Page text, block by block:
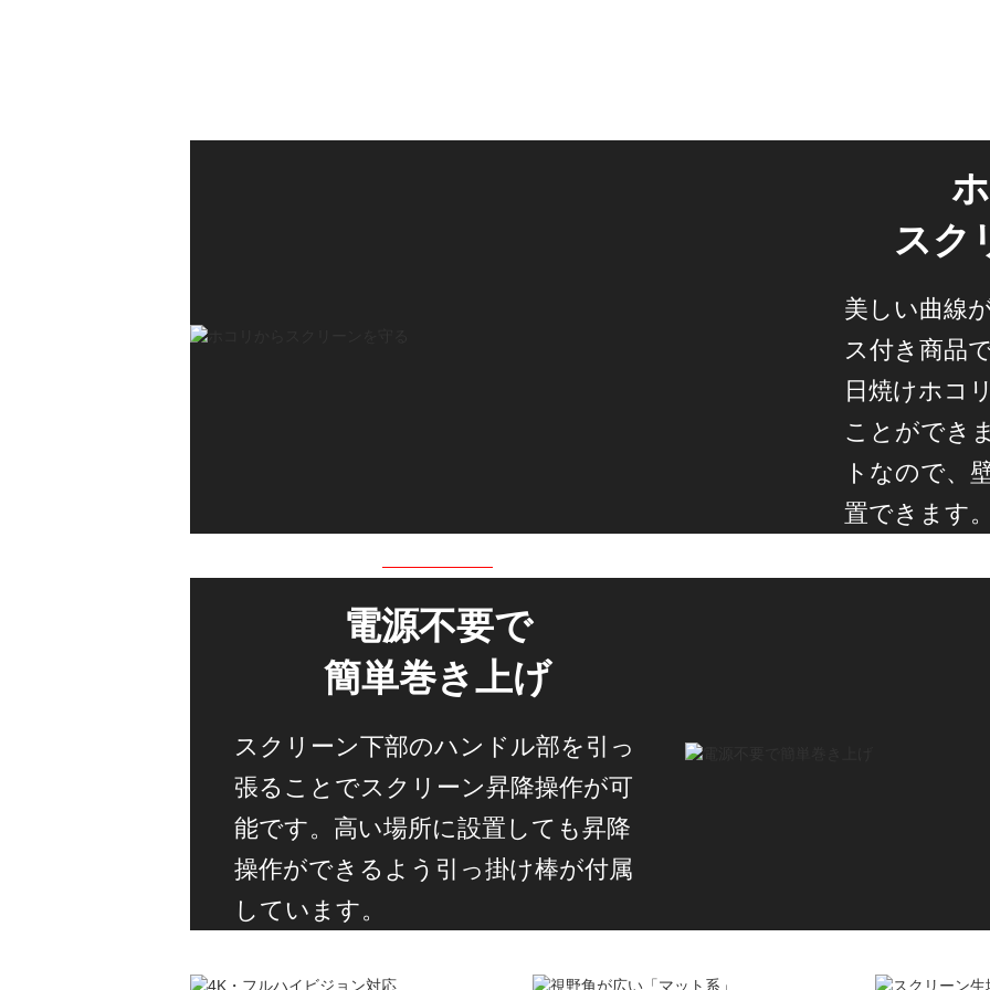
スク
美しい曲線
ス付き商品
日焼けホコ
ことができ
トなので、
置できます
電源不要で
簡単巻き上げ
スクリーン下部のハンドル部を引っ
張ることでスクリーン昇降操作が可
能です。高い場所に設置しても昇降
操作ができるよう引っ掛け棒が付属
しています。